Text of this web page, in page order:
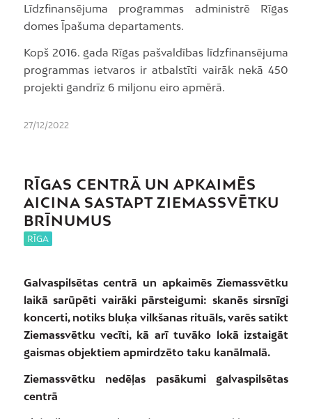
Līdzfinansējuma programmas administrē Rīgas
domes Īpašuma departaments.
Kopš 2016. gada Rīgas pašvaldības līdzfinansējuma
programmas ietvaros ir atbalstīti vairāk nekā 450
projekti gandrīz 6 miljonu eiro apmērā.
27/12/2022
RĪGAS CENTRĀ UN APKAIMĒS
AICINA SASTAPT ZIEMASSVĒTKU
BRĪNUMUS
RĪGA
Galvaspilsētas centrā un apkaimēs Ziemassvētku
laikā sarūpēti vairāki pārsteigumi: skanēs sirsnīgi
koncerti, notiks bluķa vilkšanas rituāls, varēs satikt
Ziemassvētku vecīti, kā arī tuvāko lokā izstaigāt
gaismas objektiem apmirdzēto taku kanālmalā.
Ziemassvētku nedēļas pasākumi galvaspilsētas
centrā